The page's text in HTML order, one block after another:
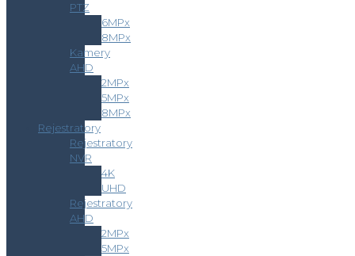
PTZ
6MPx
8MPx
Kamery
AHD
2MPx
5MPx
8MPx
Rejestratory
Rejestratory
NVR
4K
UHD
Rejestratory
AHD
2MPx
5MPx